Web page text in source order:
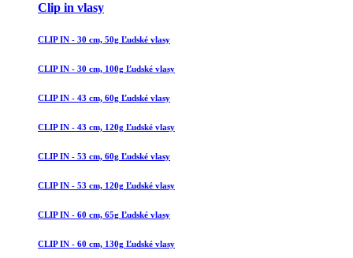
Clip in vlasy
CLIP IN - 30 cm, 50g Ľudské vlasy
CLIP IN - 30 cm, 100g Ľudské vlasy
CLIP IN - 43 cm, 60g Ľudské vlasy
CLIP IN - 43 cm, 120g Ľudské vlasy
CLIP IN - 53 cm, 60g Ľudské vlasy
CLIP IN - 53 cm, 120g Ľudské vlasy
CLIP IN - 60 cm, 65g Ľudské vlasy
CLIP IN - 60 cm, 130g Ľudské vlasy